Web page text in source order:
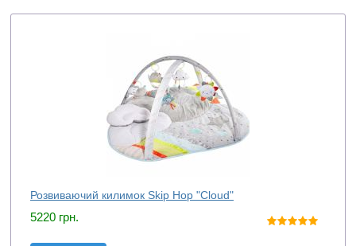
Розвиваючий килимок Skip Hop "Cloud"
5220 грн.